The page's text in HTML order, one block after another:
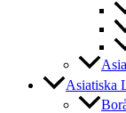
Asiatiska